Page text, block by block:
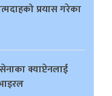
प्रयास गरेका
क्याप्टेनलाई